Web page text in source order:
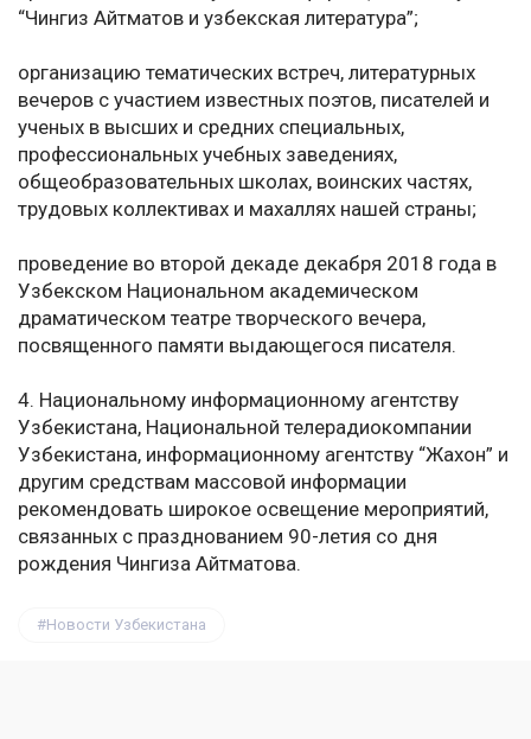
“Чингиз Айтматов и узбекская литература”;
организацию тематических встреч, литературных
вечеров с участием известных поэтов, писателей и
ученых в высших и средних специальных,
профессиональных учебных заведениях,
общеобразовательных школах, воинских частях,
трудовых коллективах и махаллях нашей страны;
проведение во второй декаде декабря 2018 года в
Узбекском Национальном академическом
драматическом театре творческого вечера,
посвященного памяти выдающегося писателя.
4. Национальному информационному агентству
Узбекистана, Национальной телерадиокомпании
Узбекистана, информационному агентству “Жахон” и
другим средствам массовой информации
рекомендовать широкое освещение мероприятий,
связанных с празднованием 90-летия со дня
рождения Чингиза Айтматова.
Новости Узбекистана